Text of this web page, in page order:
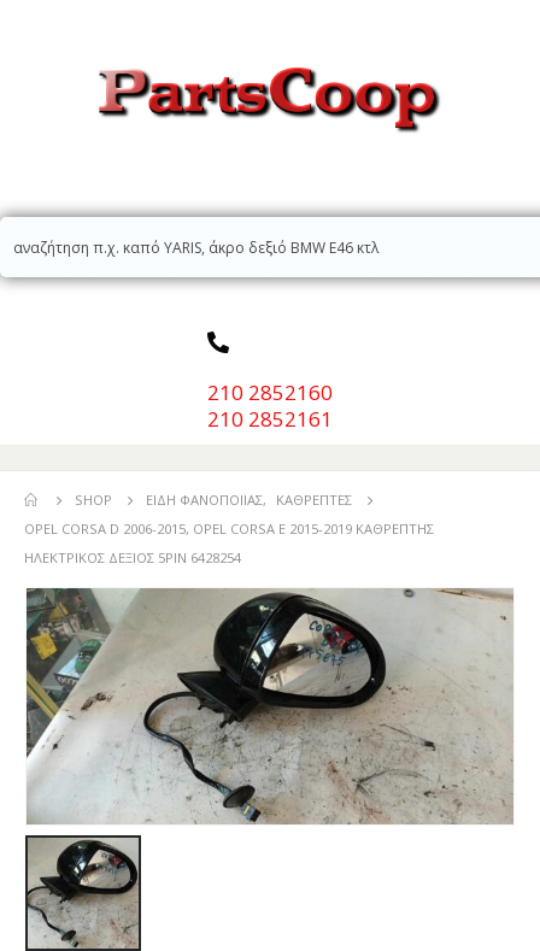
210 2852160
210 2852161
SHOP ΕΊΔΗ ΦΑΝΟΠΟΙΊΑΣ,
ΚΑΘΡΈΠΤΕΣ
OPEL CORSA D 2006-2015, OPEL CORSA E 2015-2019 ΚΑΘΡΕΠΤΗΣ
ΗΛΕΚΤΡΙΚΟΣ ΔΕΞΙΟΣ 5PIN 6428254